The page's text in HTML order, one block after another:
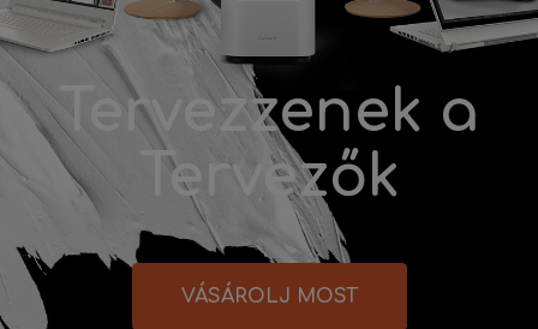
Tervezzenek a
Tervezők
VÁSÁROLJ MOST